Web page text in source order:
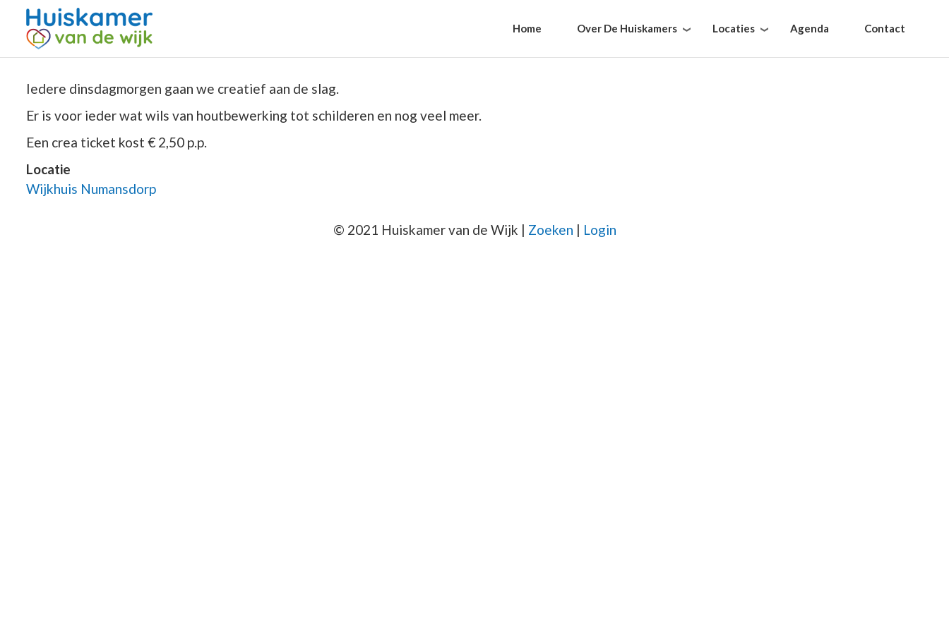
Home Over De Huiskamers Locaties Agenda Contact
Iedere dinsdagmorgen gaan we creatief aan de slag.
Er is voor ieder wat wils van houtbewerking tot schilderen en nog veel meer.
Een crea ticket kost € 2,50 p.p.
Locatie
Wijkhuis Numansdorp
© 2021 Huiskamer van de Wijk | Zoeken | Login